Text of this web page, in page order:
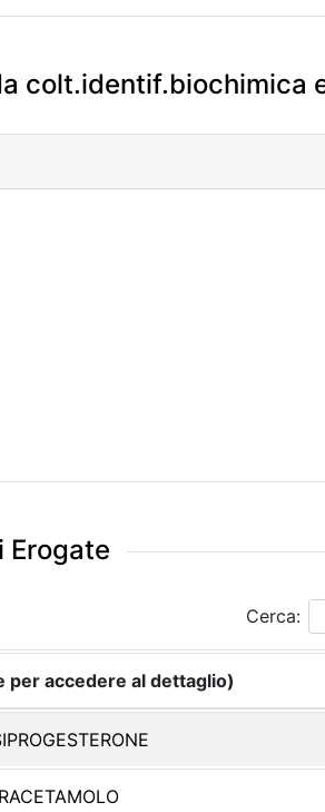
colt.identif.biochimica
Erogate
Cerca:
per accedere al dettaglio)